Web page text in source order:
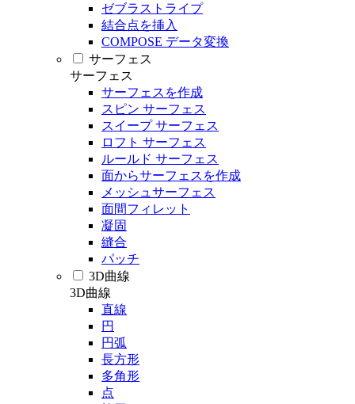
ゼブラストライプ
結合点を挿入
COMPOSE データ変換
サーフェス
サーフェス
サーフェスを作成
スピン サーフェス
スイープ サーフェス
ロフト サーフェス
ルールド サーフェス
面からサーフェスを作成
メッシュサーフェス
面間フィレット
凝固
縫合
パッチ
3D曲線
3D曲線
直線
円
円弧
長方形
多角形
点